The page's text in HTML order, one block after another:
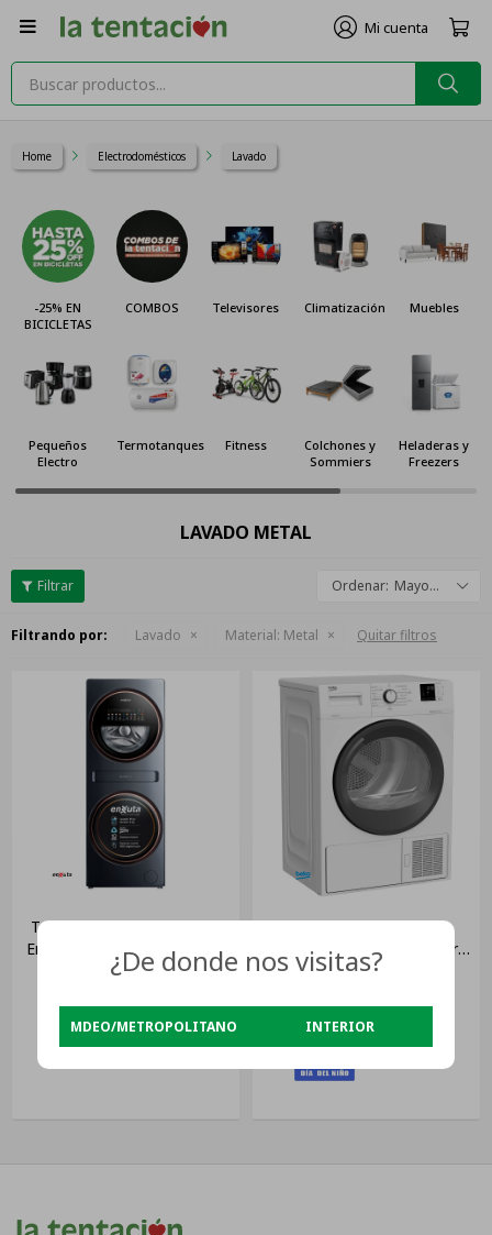

Home Electrodomésticos Lavado
-25% EN
BICICLETAS
COMBOS Televisores Climatización Muebles
Pequeños
Electro
Termotanques Fitness
Colchones y
Sommiers
Heladeras y
Freezers
LAVADO METAL
Mayor descuento
Filtrando por: Lavado Material: Metal Quitar filtros
Torre De Lavado Y Secado
Enxuta Tlsenx21660n Doble
Tanque
USD 1.649
Secarropas Beko Dhs
8413ga1 Bomba De Calor,
Eficiencia A++ Color Blanco
USD 1.145
USD1.097
¿De donde nos visitas?
MDEO/METROPOLITANO INTERIOR